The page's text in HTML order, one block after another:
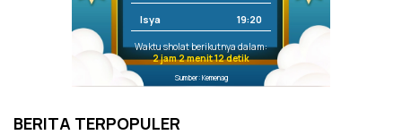
Isya 19:20
Waktu sholat berikutnya dalam:
2 jam 2 menit 12 detik
Sumber: Kemenag
BERITA TERPOPULER